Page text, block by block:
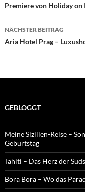
Premiere von Holiday on
NÄCHSTER BEITRAG
Aria Hotel Prag –
GEBLOGGT
Meine Sizilien-Reise –
Geburtstag
Tahiti – Das Herz der
Bora Bora – Wo das